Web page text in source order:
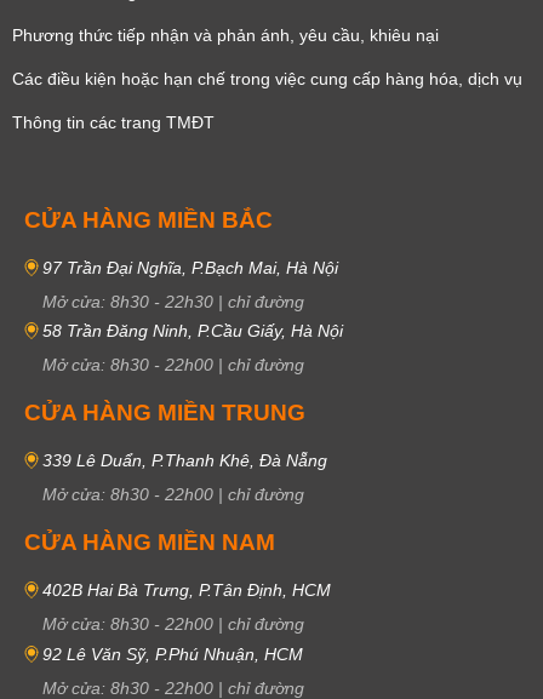
Phương thức tiếp nhận và phản ánh, yêu cầu, khiêu nại
Các điều kiện hoặc hạn chế trong việc cung cấp hàng hóa, dịch vụ
Thông tin các trang TMĐT
CỬA HÀNG MIỀN BẮC
97 Trần Đại Nghĩa, P.Bạch Mai, Hà Nội
Mở cửa: 8h30 - 22h30 | chỉ đường
58 Trần Đăng Ninh, P.Cầu Giấy, Hà Nội
Mở cửa: 8h30 - 22h00 | chỉ đường
CỬA HÀNG MIỀN TRUNG
339 Lê Duẩn, P.Thanh Khê, Đà Nẵng
Mở cửa: 8h30 - 22h00 | chỉ đường
CỬA HÀNG MIỀN NAM
402B Hai Bà Trưng, P.Tân Định, HCM
Mở cửa: 8h30 - 22h00 | chỉ đường
92 Lê Văn Sỹ, P.Phú Nhuận, HCM
Mở cửa: 8h30 - 22h00 | chỉ đường